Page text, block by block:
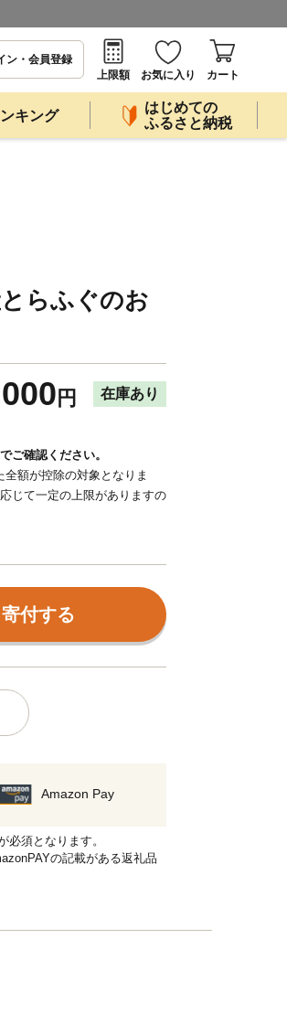
ン・会員登録
上限額
お気に入り カート
キング
はじめての
ふるさと納税
とらふぐのお
円 在庫あり
でご確認ください。
額が控除の対象となりま
じて一定の上限がありますの
寄付する
Amazon Pay
須となります。
の記載がある返礼品